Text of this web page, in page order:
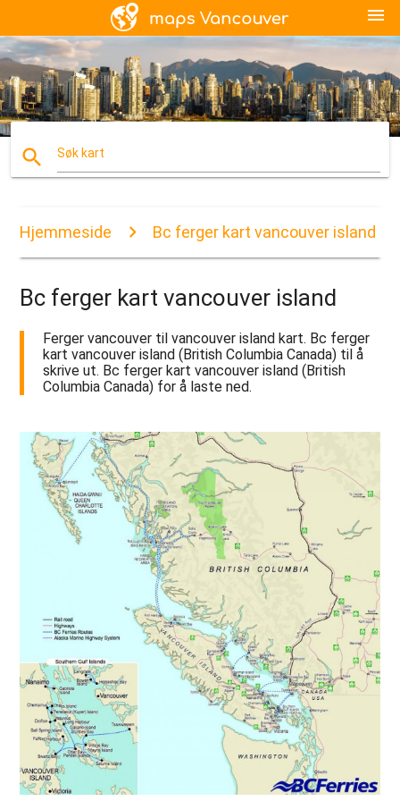
menu
search Søk kart
Hjemmeside Bc ferger kart vancouver island
Bc ferger kart vancouver island
Ferger vancouver til vancouver island kart. Bc ferger
kart vancouver island (British Columbia Canada) til å
skrive ut. Bc ferger kart vancouver island (British
Columbia Canada) for å laste ned.